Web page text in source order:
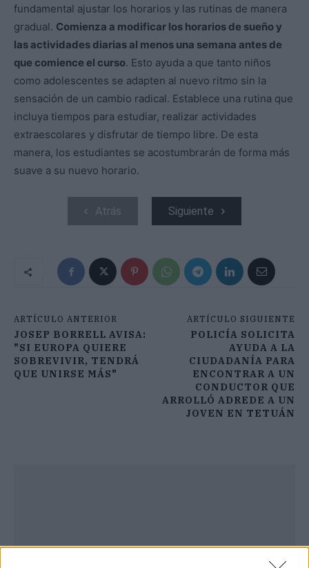
fundamental ajustar los horarios y las rutinas de manera
gradual. Comienza a modificar los horarios de sueño y
las actividades diarias al menos una semana antes de
que comience el curso. Esto ayuda a que tanto niños
como adolescentes se adapten al nuevo ritmo sin la
sensación de un cambio radical. Establece una rutina que
incluya tiempos para estudiar, realizar actividades
extraescolares y disfrutar de tiempo libre. De esta
manera, los estudiantes se acostumbrarán de forma más
suave a su nuevo horario.
Atrás Siguiente
ARTÍCULO ANTERIOR
JOSEP BORRELL AVISA:
"SI EUROPA QUIERE
SOBREVIVIR, TENDRÁ
QUE UNIRSE MÁS"
ARTÍCULO SIGUIENTE
POLICÍA SOLICITA
AYUDA A LA
CIUDADANÍA PARA
ENCONTRAR A UN
CONDUCTOR QUE
ARROLLÓ ADREDE A UN
JOVEN EN TETUÁN